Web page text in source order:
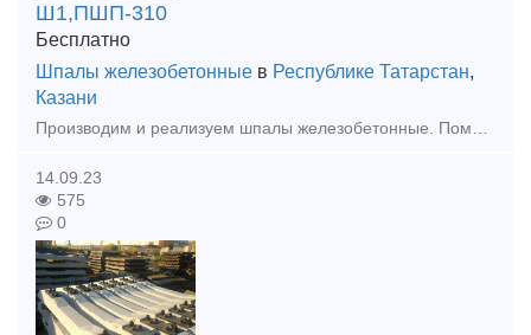
Ш1,ПШП-310
Бесплатно
Шпалы железобетонные в Республике Татарстан,
Казани
Производим и реализуем шпалы железобетонные. Помощь в доставке.Документы. Прочие метизы жд и рельсы любые. Стр переводы и остряки.
14.09.23
575
0